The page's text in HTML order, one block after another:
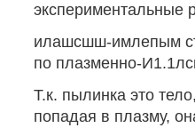
экспериментальные
илашсшш-имлепым
по плазменно-
Т.к. пылинка это
попадая в плазму,